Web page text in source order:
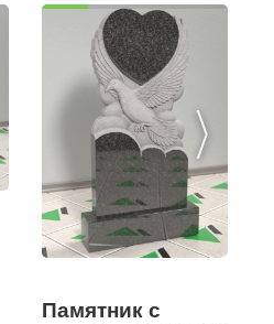
Памятник с